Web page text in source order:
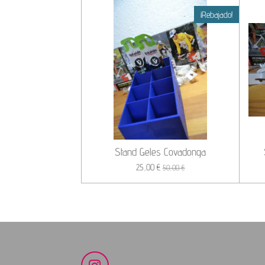
¡Rebajado!
Stand Geles Covadonga
25,00 € 50,00 €